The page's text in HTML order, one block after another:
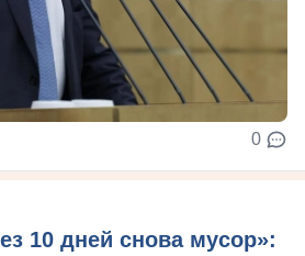
0
10 дней снова мусор»: